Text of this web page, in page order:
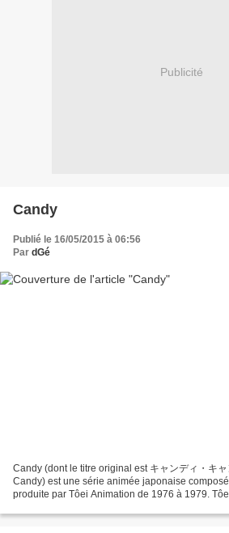
Publicité
Candy
Publié le 16/05/2015 à 06:56
Par dGé
Candy (dont le titre original est キャンディ・キ
Candy) est une série animée japonaise
produite par Tôei Animation de 1976 à 1979.